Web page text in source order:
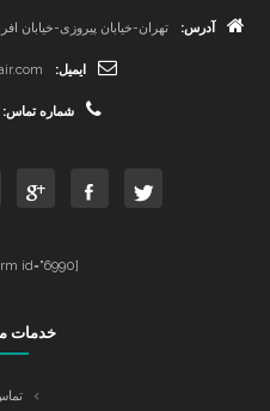
آدرس: تهران-خیابان پیروزی-خیابان
ایمیل:
شماره تماس:
[mc4wp_form id="6990"]
خدمات